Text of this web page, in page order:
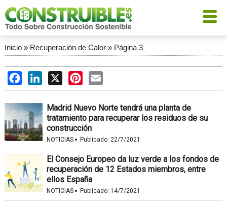
Inicio» Recuperación de Calor» Página 3
FacebookLinkedIn
X PinterestEmail
Madrid Nuevo Norte tendrá una planta de
tratamiento para recuperar los residuos de su
construcción
NOTICIAS · Publicado: 22/7/2021
El Consejo Europeo da luz verde a los fondos de
recuperación de 12 Estados miembros, entre
ellos España
NOTICIAS · Publicado: 14/7/2021